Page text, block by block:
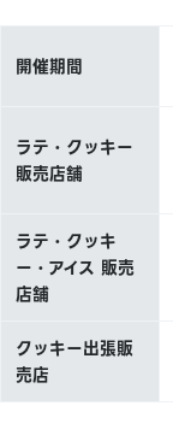
開催期間
ラテ・クッキー
販売店舗
ラテ・クッキ
ー・アイス 販売
店舗
クッキー出張販
売店